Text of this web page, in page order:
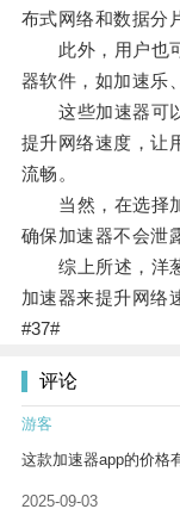
布式网络和数据分
此外，用户也可
器软件，如加速乐
这些加速器可以
提升网络速度，让
流畅。
当然，在选择加
确保加速器不会泄
综上所述，洋葱
加速器来提升网络
#37#
评论
游客
这款加速器app的价格
2025-09-03